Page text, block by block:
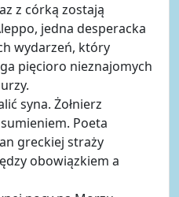
z córką zostają
jedna desperacka
wydarzeń, który
pięcioro nieznajomych
syna. Żołnierz
Poeta
greckiej straży
obowiązkiem a